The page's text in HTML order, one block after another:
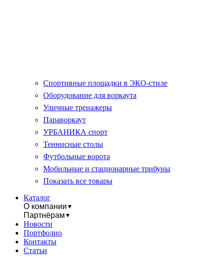
Спортивные площадки в ЭКО-стиле
Оборудование для воркаута
Уличные тренажеры
Параворкаут
УРБАНИКА спорт
Теннисные столы
Футбольные ворота
Мобильные и стационарные трибуны
Показать все товары
Каталог
О компании ▼
Партнёрам ▼
Новости
Портфолио
Контакты
Статьи